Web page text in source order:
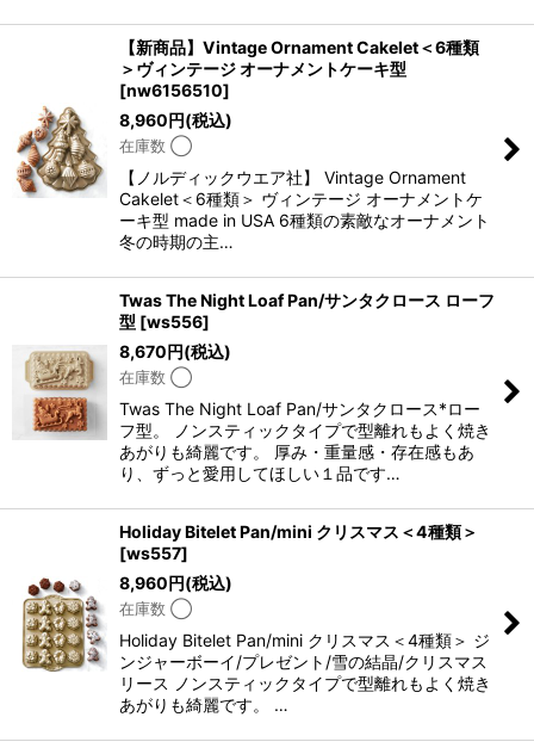
【新商品】Vintage Ornament Cakelet＜6種類
＞ヴィンテージ オーナメントケーキ型
[nw6156510]
8,960円(税込)
在庫数 ◯
【ノルディックウエア社】 Vintage Ornament
Cakelet＜6種類＞ ヴィンテージ オーナメントケ
ーキ型 made in USA 6種類の素敵なオーナメント
冬の時期の主…
Twas The Night Loaf Pan/サンタクロース ローフ
型 [ws556]
8,670円(税込)
在庫数 ◯
Twas The Night Loaf Pan/サンタクロース*ロー
フ型。 ノンスティックタイプで型離れもよく焼き
あがりも綺麗です。 厚み・重量感・存在感もあ
り、ずっと愛用してほしい１品です…
Holiday Bitelet Pan/mini クリスマス＜4種類＞
[ws557]
8,960円(税込)
在庫数 ◯
Holiday Bitelet Pan/mini クリスマス＜4種類＞ ジ
ンジャーボーイ/プレゼント/雪の結晶/クリスマス
リース ノンスティックタイプで型離れもよく焼き
あがりも綺麗です。 …